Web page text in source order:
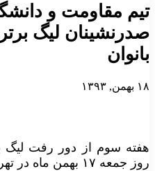
تیم مقاومت و
صدرنشینان لیگ
بانوان
۱۸ بهمن, ۱۳۹۳
هفته سوم از دور رفت لیگ
روز جمعه ۱۷ بهمن ماه در تهران برگزار شد.